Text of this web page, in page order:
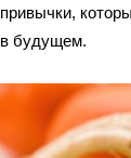
привычки,
в будущем.